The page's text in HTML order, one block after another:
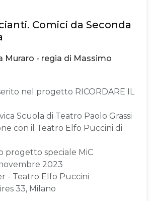
Comici da Seconda
Muraro - regia di Massimo
nel progetto RICORDARE IL
Scuola di Teatro Paolo Grassi
con il Teatro Elfo Puccini di
progetto speciale MiC
2023
- Teatro Elfo Puccini
33, Milano